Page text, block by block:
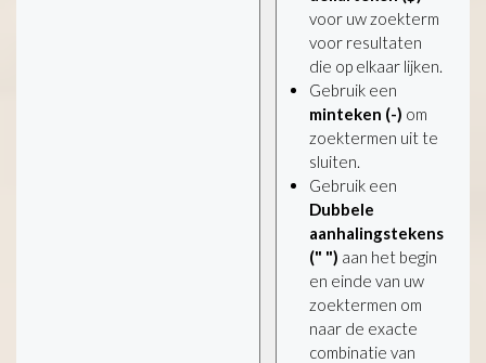
voor uw zoekterm
voor resultaten
die op elkaar lijken.
Gebruik een
minteken (-) om
zoektermen uit te
sluiten.
Gebruik een
Dubbele
aanhalingstekens
(" ") aan het begin
en einde van uw
zoektermen om
naar de exacte
combinatie van